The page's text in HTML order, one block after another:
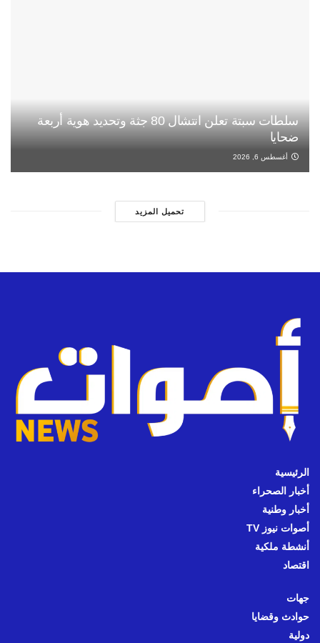
سلطات سبتة تعلن انتشال 80 جثة وتحديد هوية أربعة
ضحايا
أغسطس 6, 2026
تحميل المزيد
الرئيسية
أخبار الصحراء
أخبار وطنية
أصوات نيوز TV
أنشطة ملكية
اقتصاد
جهات
حوادث وقضايا
دولية